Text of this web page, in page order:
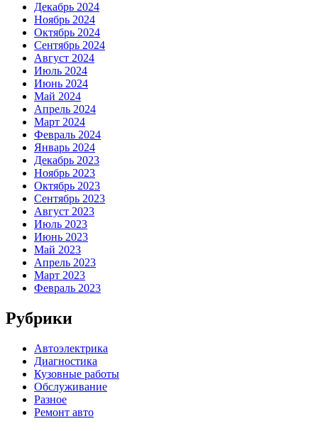
Декабрь 2024
Ноябрь 2024
Октябрь 2024
Сентябрь 2024
Август 2024
Июль 2024
Июнь 2024
Май 2024
Апрель 2024
Март 2024
Февраль 2024
Январь 2024
Декабрь 2023
Ноябрь 2023
Октябрь 2023
Сентябрь 2023
Август 2023
Июль 2023
Июнь 2023
Май 2023
Апрель 2023
Март 2023
Февраль 2023
Рубрики
Автоэлектрика
Диагностика
Кузовные работы
Обслуживание
Разное
Ремонт авто